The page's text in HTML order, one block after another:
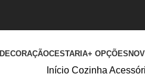
DECORAÇÃOCESTARIA+ OPÇÕES
Início Cozinha